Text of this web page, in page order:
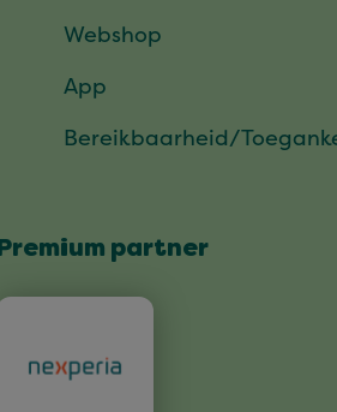
Webshop
App
Bereikbaarheid/
Premium partner